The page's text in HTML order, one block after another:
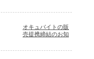
オキュバイトの販
売提携締結のお知